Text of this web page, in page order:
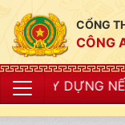
CỔNG
CÔNG
SỐNG VĂN